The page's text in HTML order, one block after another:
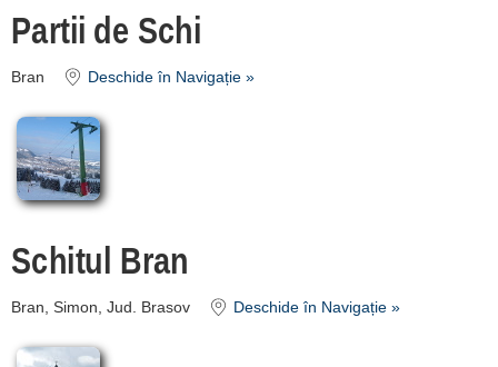
Partii de Schi
Bran Deschide în Navigație »
Schitul Bran
Bran, Simon, Jud. Brasov Deschide în Navigație »